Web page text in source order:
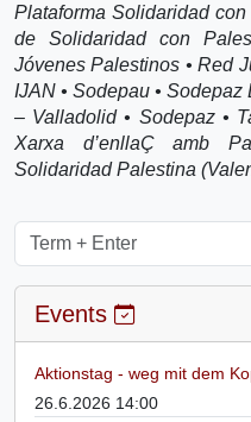
Plataforma Solidaridad
de Solidaridad con
Jóvenes Palestinos • Red
IJAN • Sodepau • Sodepaz
– Valladolid • Sodepaz •
Xarxa d’enllaÇ amb
Solidaridad Palestina
Events
Aktionstag - weg mit dem
26.6.2026 14:00